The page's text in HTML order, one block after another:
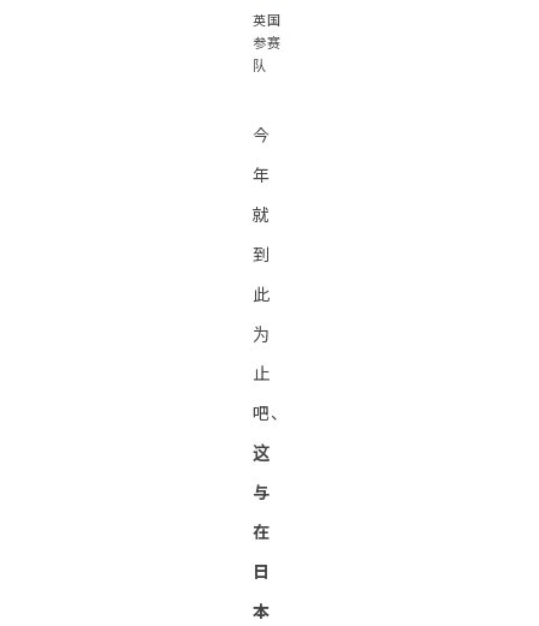
英国
参赛
队
今
年
就
到
此
为
止
吧、
这
与
在
日
本